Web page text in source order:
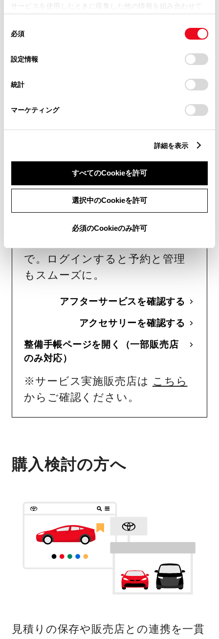
サービスを使用したときに収集した他の情報を組み合わせて
使用することがあります。当ウェブサイトの使用を続行する
デバイスにすべてのCookie(クッキー)が保存されることに同
意したことになります。Cookie(クッキー)のオプトアウト、
設定の変更、同意を撤回したりするにあたっては、当社の
「Cookie（クッキー）情報の取り扱いについて
」をご覧くだ
必須
設定情報
統計
マーケティング
詳細を表示
すべてのCookieを許可
選択中のCookieを許可
必須のCookieのみ許可
BEV・PHEV車向けの充電サー
EV・PHV充電サポートを詳しく見る
全国約5,000店舗へ
アフターサービスの相談と
予約をする
車検・日常点検・修理から、多様
で。ログインすると予約と管理
もスムーズに。
アフターサービスを確認する
アクセサリーを確認する
整備手帳ページを開く（一部販売店
のみ対応）
※サービス実施販売店は こちら
からご確認ください。
購入検討の方へ
見積りの保存や販売店との連携を一貫